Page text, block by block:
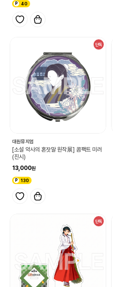
40
단독
대원뮤지엄
[소설 약사의 혼잣말 원작展] 콤팩트 미러
(진시)
13,000
130
단독